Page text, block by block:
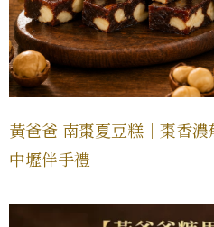
黃爸爸 南棗夏豆糕｜棗香
中壢伴手禮